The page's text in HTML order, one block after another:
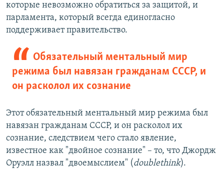
которые невозможно обратиться за защитой, и
парламента, который всегда единогласно
поддерживает правительство.
Обязательный ментальный мир
режима был навязан гражданам СССР, и
он расколол их сознание
Этот обязательный ментальный мир режима был
навязан гражданам СССР, и он расколол их
сознание, следствием чего стало явление,
известное как "двойное сознание" – то, что Джордж
Оруэлл назвал "двоемыслием" (doublethink).